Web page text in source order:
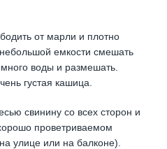
от марли и плотно
емкости смешать
воды и размешать.
густая кашица.
свинину со всех сторон и
проветриваемом
улице или на балконе).